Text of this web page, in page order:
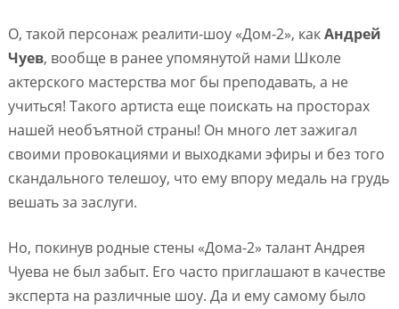
О, такой персонаж реалити-шоу «Дом-2», какАндрей
Чуев, вообще в ранее упомянутой нами Школе
актерского мастерства мог бы преподавать, а не
учиться! Такого артиста еще поискать на просторах
нашей необъятной страны! Он много лет зажигал
своими провокациями и выходками эфиры и без того
скандального телешоу, что ему впору медаль на грудь
вешать за заслуги.
Но, покинув родные стены «Дома-2» талант Андрея
Чуева не был забыт. Его часто приглашают в качестве
эксперта на различные шоу. Да и ему самому было